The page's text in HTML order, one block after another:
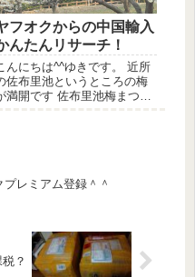
フオクからの中国輸入
んたんリサーチ！
んにちは^^ゆきです。 近所
佐布里池というところの梅
満開です 佐布里池梅まつり
張り付いてるわけです...
プレミアム登録＾＾
？